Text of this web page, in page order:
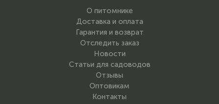
О питомнике
Доставка и оплата
Гарантия и возврат
Отследить заказ
Новости
Статьи для садоводов
Отзывы
Оптовикам
Контакты